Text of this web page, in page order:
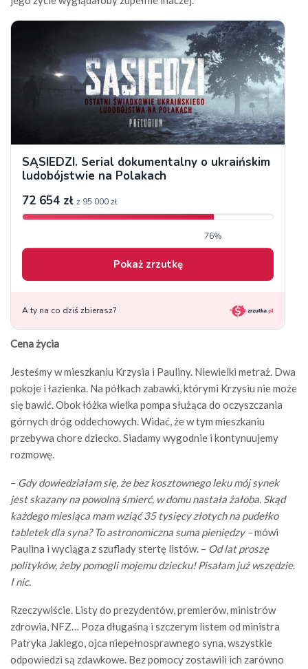
Cena życia
Jesteśmy w mieszkaniu Krzysia i Pauliny. Niewielki metraż. Dwa
pokoje i łazienka. Na półkach zabawki, którymi Krzysiu nie może
się bawić. Obok łóżka wielka pompa służąca do oczyszczania
górnych dróg oddechowych. Widać, że w tym mieszkaniu
przebywa chore dziecko. Siadamy wygodnie i kontynuujemy
rozmowę.
– Gdy dowiedziałam się, że bez kosztownego leku mój synek
jest skazany na powolną śmierć, w domu nastała żałoba. Skąd
każdego miesiąca mam wziąć 35 tysięcy złotych na pudełko
tabletek dla syna? To astronomiczna suma pieniędzy –mówi
Paulina i wyciąga z szuflady stertę listów. – Od lat proszę
polityków, żeby pomogli mojemu dziecku! Pisałam już wszędzie.
I nic.
Rzeczywiście. Listy do prezydentów, premierów, ministrów
zdrowia, NFZ… Poza długaśną i szczerym listem od ministra
Patryka Jakiego, ojca niepełnosprawnego syna, wszystkie
odpowiedzi są zdawkowe. Bez pomocy zostawili ich zarówno